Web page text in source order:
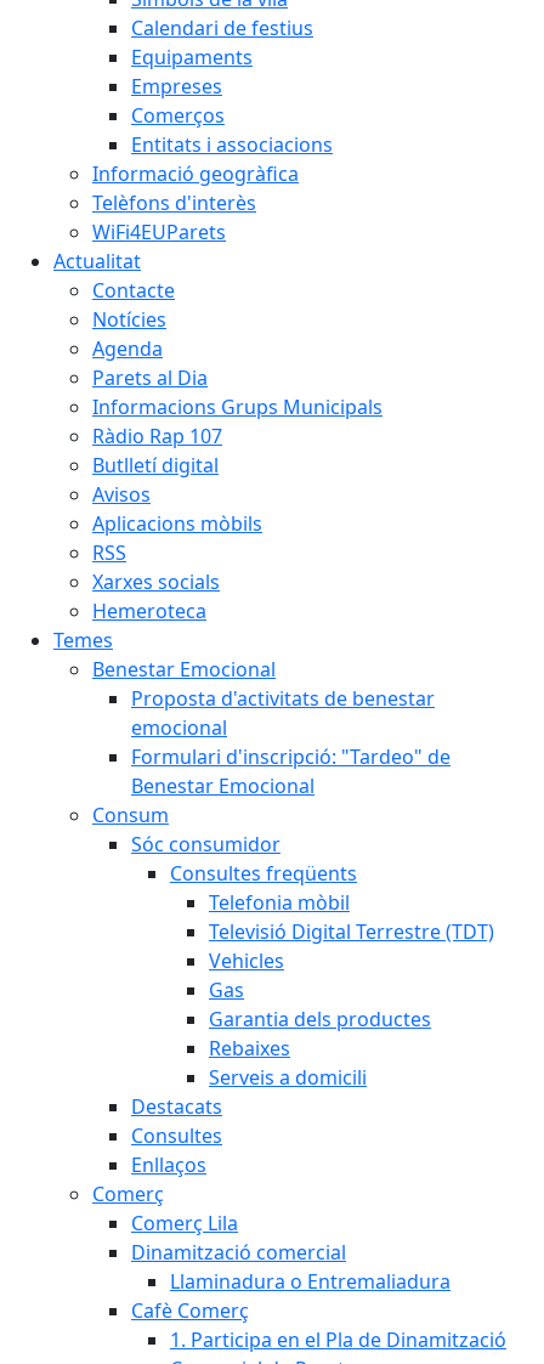
Calendari de festius
Equipaments
Empreses
Comerços
Entitats i associacions
Informació geogràfica
Telèfons d'interès
WiFi4EUParets
Actualitat
Contacte
Notícies
Agenda
Parets al Dia
Informacions Grups Municipals
Ràdio Rap 107
Butlletí digital
Avisos
Aplicacions mòbils
RSS
Xarxes socials
Hemeroteca
Temes
Benestar Emocional
Proposta d'activitats de benestar
emocional
Formulari d'inscripció: "Tardeo" de
Benestar Emocional
Consum
Sóc consumidor
Consultes freqüents
Telefonia mòbil
Televisió Digital Terrestre (TDT)
Vehicles
Gas
Garantia dels productes
Rebaixes
Serveis a domicili
Destacats
Consultes
Enllaços
Comerç
Comerç Lila
Dinamització comercial
Llaminadura o Entremaliadura
Cafè Comerç
1. Participa en el Pla de Dinamització